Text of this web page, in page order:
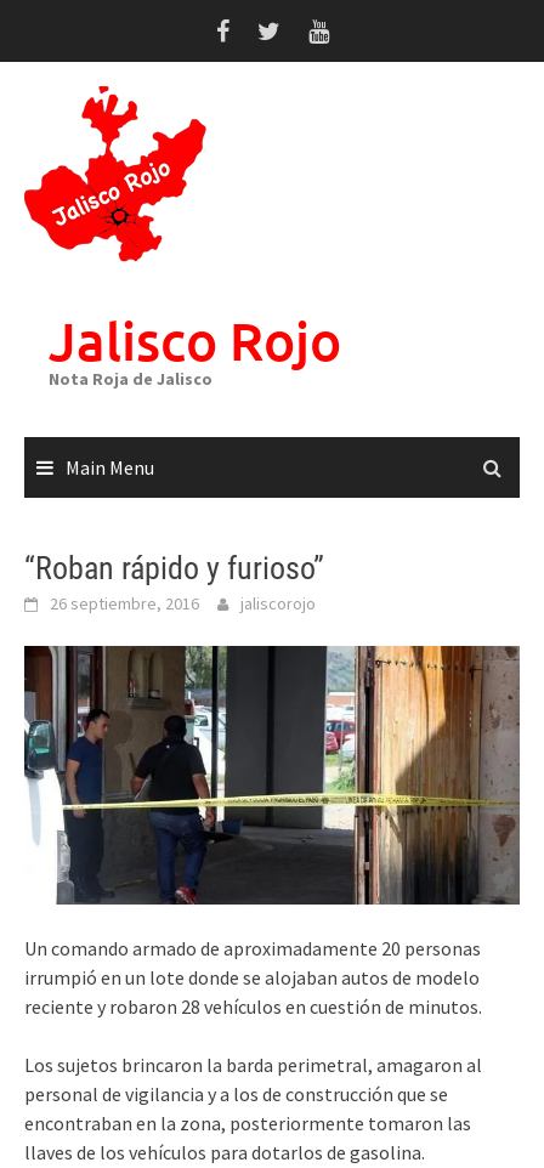
Jalisco Rojo
Nota Roja de Jalisco
Main Menu
“Roban rápido y furioso”
26 septiembre, 2016 jaliscorojo
Un comando armado de aproximadamente 20 personas
irrumpió en un lote donde se alojaban autos de modelo
reciente y robaron 28 vehículos en cuestión de minutos.
Los sujetos brincaron la barda perimetral, amagaron al
personal de vigilancia y a los de construcción que se
encontraban en la zona, posteriormente tomaron las
llaves de los vehículos para dotarlos de gasolina.